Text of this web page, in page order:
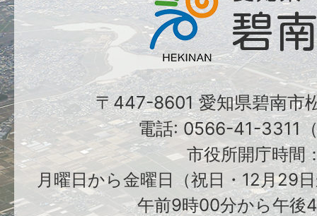
〒447-8601 愛知県碧南市
電話: 0566-41-3311
市役所開庁時間
月曜日から金曜日（祝日・12月29
午前9時00分から午後